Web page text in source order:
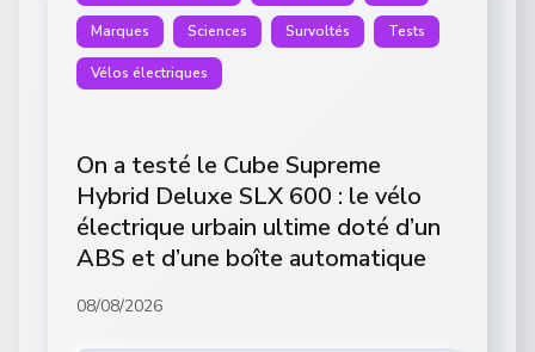
Marques Sciences Survoltés Tests
Vélos électriques
On a testé le Cube Supreme
Hybrid Deluxe SLX 600 : le vélo
électrique urbain ultime doté d’un
ABS et d’une boîte automatique
08/08/2026